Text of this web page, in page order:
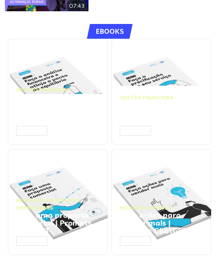
07:43
EBOOKS
GESTÃO FINANCEIRA
Faça a análise GESTÃO FINANCEIRA
NEGÓCIOS, PROCESSOS
EMPRESARIAIS
Faça uma proposta
comercial | Prompts
ChatGPT
NEGÓCIOS, VENDAS
Faça ações para
vender mais |
Prompts ChatGPT